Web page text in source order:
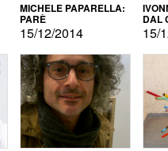
MICHELE PAPARELLA:
PARÈ
15/12/2014
DAL
15/